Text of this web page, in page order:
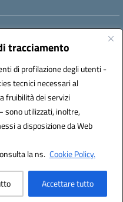
tracciamento
di profilazione degli utenti -
tecnici necessari al
fruibilità dei servizi
sono utilizzati, inoltre,
a disposizione da Web
la ns. Cookie Policy.
Accettare tutto
3D Solution S.r.l.
Designers Italia